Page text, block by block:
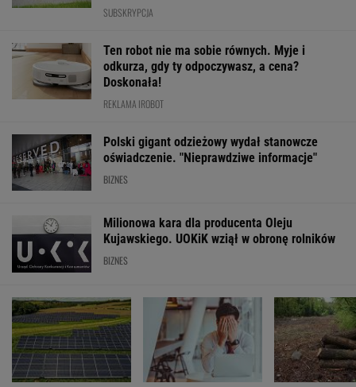
SUBSKRYPCJA
Ten robot nie ma sobie równych. Myje i
odkurza, gdy ty odpoczywasz, a cena?
Doskonała!
REKLAMA IROBOT
Polski gigant odzieżowy wydał stanowcze
oświadczenie. "Nieprawdziwe informacje"
BIZNES
Milionowa kara dla producenta Oleju
Kujawskiego. UOKiK wziął w obronę rolników
BIZNES